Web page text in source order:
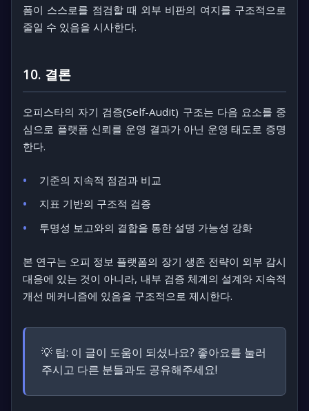
폼이 스스로를 점검할 때 외부 비판의 여지를 구조적으로
줄일 수 있음을 시사한다.
10. 결론
오피스타의 자기 검증(Self-Audit) 구조는 다음 요소를 중
심으로 플랫폼 신뢰를 운영 결과가 아닌 운영 태도로 증명
한다.
기준의 지속적 점검과 비교
지표 기반의 구조적 검증
투명성 보고와의 결합을 통한 설명 가능성 강화
본 연구는 오피 정보 플랫폼의 장기 생존 전략이 외부 감시
대응에 있는 것이 아니라, 내부 검증 체계의 설계와 지속적
개선 메커니즘에 있음을 구조적으로 제시한다.
💡 팁: 이 글이 도움이 되셨나요? 좋아요를 눌러
주시고 다른 분들과도 공유해주세요!